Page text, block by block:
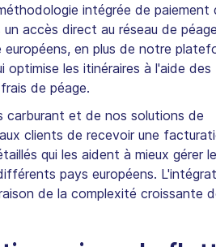
intégrée de paiement
accès direct au réseau de
en plus de notre
optimise les itinéraires à l'aide des
de péage.
carburant et de nos solutions de
clients de recevoir une
qui les aident à mieux gérer
pays européens.
de la complexité croissante